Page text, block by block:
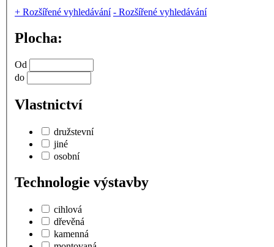
+ Rozšířené vyhledávání - Rozšířené vyhledávání
Plocha:
Od
do
Vlastnictví
družstevní
jiné
osobní
Technologie výstavby
cihlová
dřevěná
kamenná